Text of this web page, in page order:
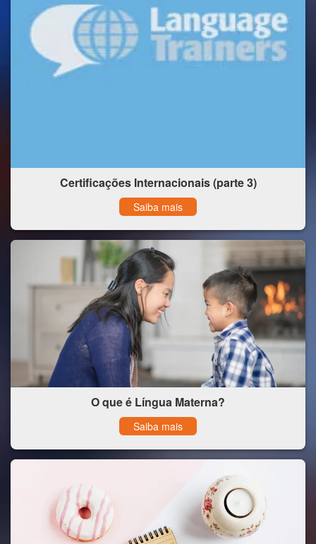
Certificações Internacionais (parte 3)
Saiba mais
O que é Língua Materna?
Saiba mais